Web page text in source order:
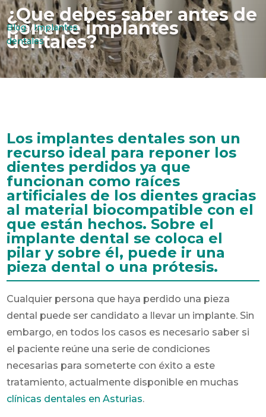
¿Que debes saber antes de
ponerte implantes
dentales?
10/04/2018
Blog|Implantes
dentales
Los implantes dentales son un
recurso ideal para reponer los
dientes perdidos ya que
funcionan como raíces
artificiales de los dientes gracias
al material biocompatible con el
que están hechos. Sobre el
implante dental se coloca el
pilar y sobre él, puede ir una
pieza dental o una prótesis.
Cualquier persona que haya perdido una pieza
dental puede ser candidato a llevar un implante. Sin
embargo, en todos los casos es necesario saber si
el paciente reúne una serie de condiciones
necesarias para someterte con éxito a este
tratamiento, actualmente disponible en muchas
clínicas dentales en Asturias.